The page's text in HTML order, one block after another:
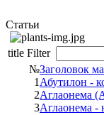
Статьи
title Filter
№Заголовок
1 Абутилон -
2Аглаонема
3Аглаонема -